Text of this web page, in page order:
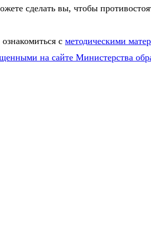
сделать вы, чтобы
с методическими
на сайте Министерства